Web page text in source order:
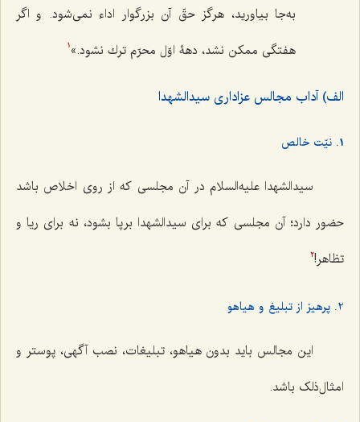
به‌جا بياوريد، هرگز حقّ آن بزرگوار اداء نمى‌شود. و اگر
هفتگى ممكن نشد، دهۀ اوّل محرّم ترك نشود.» 1
الف) آداب مجالس عزاداری سیدالشهدا
1. نیّت خالص
سیدالشهدا علیه‌السلام در آن مجلسی که از روی اخلاص باشد
حضور دارد؛ آن مجلسی كه برای سیدالشهدا برپا بشود، نه برای ریا و
تظاهر!2
2. پرهیز از تبلیغ و هیاهو
این مجالس باید بدون هیاهو، تبلیغات، نصب آگهی، پوستر و
امثال‌ذلک باشد.